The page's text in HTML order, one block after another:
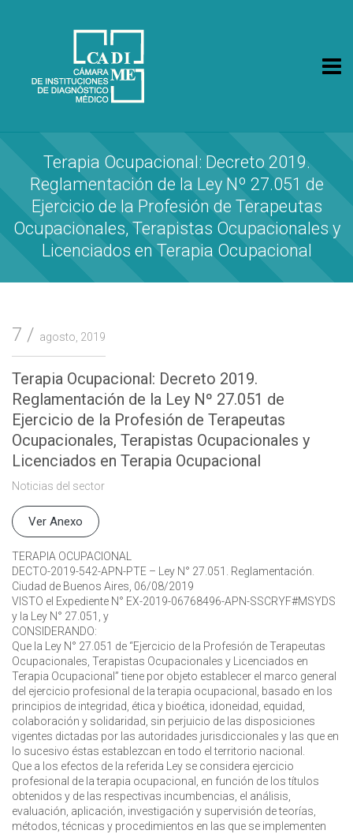
CA.DI.ME.
Cámara de Instituciones de Diagnóstico Médico
Terapia Ocupacional: Decreto 2019.
Reglamentación de la Ley Nº 27.051 de
Ejercicio de la Profesión de Terapeutas
Ocupacionales, Terapistas Ocupacionales y
Licenciados en Terapia Ocupacional
7 agosto, 2019
Terapia Ocupacional: Decreto 2019.
Reglamentación de la Ley Nº 27.051 de
Ejercicio de la Profesión de Terapeutas
Ocupacionales, Terapistas Ocupacionales y
Licenciados en Terapia Ocupacional
Noticias del sector
Ver Anexo
TERAPIA OCUPACIONAL
DECTO-2019-542-APN-PTE – Ley N° 27.051. Reglamentación.
Ciudad de Buenos Aires, 06/08/2019
VISTO el Expediente N° EX-2019-06768496-APN-SSCRYF#MSYDS
y la Ley N° 27.051, y
CONSIDERANDO:
Que la Ley N° 27.051 de “Ejercicio de la Profesión de Terapeutas
Ocupacionales, Terapistas Ocupacionales y Licenciados en
Terapia Ocupacional” tiene por objeto establecer el marco general
del ejercicio profesional de la terapia ocupacional, basado en los
principios de integridad, ética y bioética, idoneidad, equidad,
colaboración y solidaridad, sin perjuicio de las disposiciones
vigentes dictadas por las autoridades jurisdiccionales y las que en
lo sucesivo éstas establezcan en todo el territorio nacional.
Que a los efectos de la referida Ley se considera ejercicio
profesional de la terapia ocupacional, en función de los títulos
obtenidos y de las respectivas incumbencias, el análisis,
evaluación, aplicación, investigación y supervisión de teorías,
métodos, técnicas y procedimientos en las que se implementen